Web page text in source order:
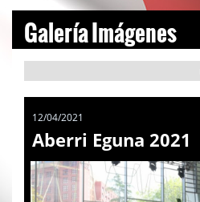
Galería Imágenes
12/04/2021
Aberri Eguna 2021